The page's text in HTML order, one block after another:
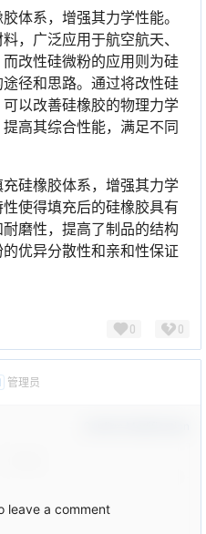
体系，增强其力学性能。
，广泛应用于航空航天、
改性硅微粉的应用则为硅
径和思路。通过将改性硅
以改善硅橡胶的物理力学
高其综合性能，满足不同
硅橡胶体系，增强其力学
使得填充后的硅橡胶具有
磨性，提高了制品的结构
优异分散性和亲和性保证
0 0
管理员
leave a comment